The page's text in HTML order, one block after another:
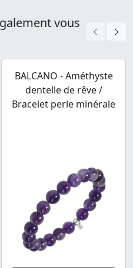
vous
BALCANO - Améthyste
dentelle de rêve /
Bracelet perle minérale